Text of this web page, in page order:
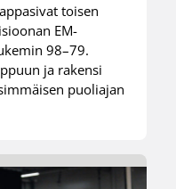
toisen
EM-
98–79.
ja rakensi
puoliajan